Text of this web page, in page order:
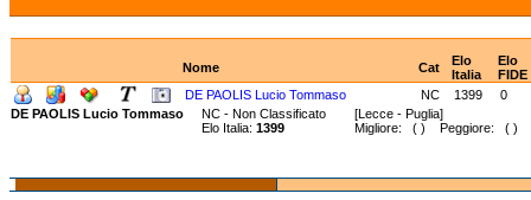
Nome Cat
Elo
Italia
Elo
FIDE
DE PAOLIS Lucio Tommaso
NC 1399
0
DE PAOLIS Lucio Tommaso
NC - Non Classificato [Lecce - Puglia]
Elo Italia: 1399 Migliore: ( ) Peggiore: ( )